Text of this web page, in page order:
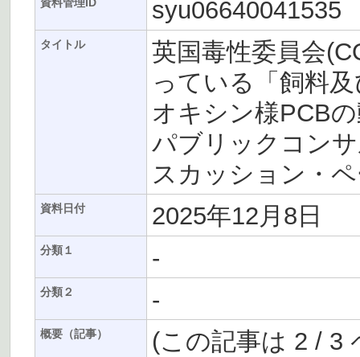
資料管理ID syu06640041535
タイトル
英国毒性委員会
っている「飼料
オキシン様PCB
パブリックコン
スカッション・
資料日付 2025年12月8日
分類１ -
分類２ -
概要（記事）
(この記事は 2 / 3